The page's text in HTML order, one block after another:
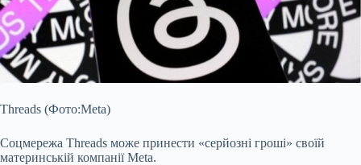
Threads (Фото:Meta)
Соцмережа Threads може принести «серйозні гроші» своїй
материнській компанії Meta.